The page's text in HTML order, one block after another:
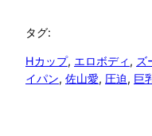
タグ:
Hカップ, エロボディ , ズ
イパン, 佐山愛, 圧迫, 巨